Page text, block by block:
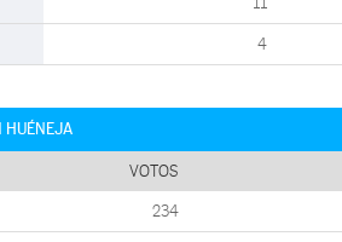
4
HUÉNEJA
VOTOS
234